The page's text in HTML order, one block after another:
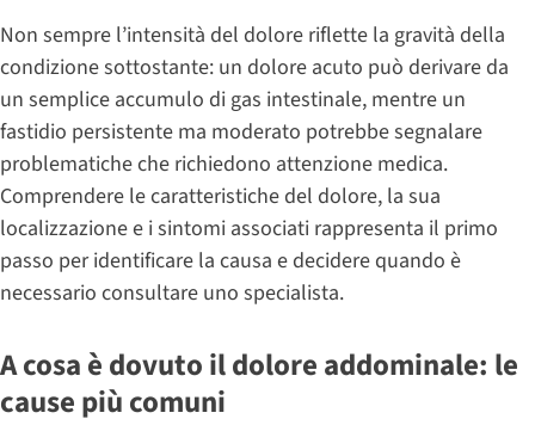
Non sempre l’intensità del dolore riflette la gravità della
condizione sottostante: un dolore acuto può derivare da
un semplice accumulo di gas intestinale, mentre un
fastidio persistente ma moderato potrebbe segnalare
problematiche che richiedono attenzione medica.
Comprendere le caratteristiche del dolore, la sua
localizzazione e i sintomi associati rappresenta il primo
passo per identificare la causa e decidere quando è
necessario consultare uno specialista.
A cosa è dovuto il dolore addominale: le
cause più comuni